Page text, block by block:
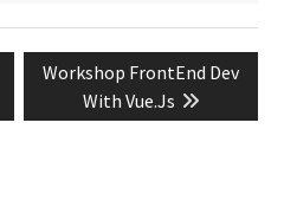
Next
post:
Workshop FrontEnd Dev
With Vue.Js